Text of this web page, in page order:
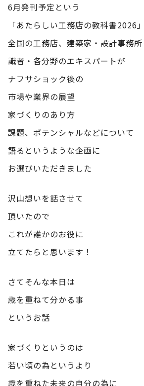
6月発刊予定という
「あたらしい工務店の教科書2026」
全国の工務店、建築家・設計事務所
識者・各分野のエキスパートが
ナフサショック後の
市場や業界の展望
家づくりのあり方
課題、ポテンシャルなどについて
語るというような企画に
お選びいただきました
沢山想いを話させて
頂いたので
これが誰かのお役に
立てたらと思います！
さてそんな本日は
歳を重ねて分かる事
というお話
家づくりというのは
若い頃の為というより
歳を重ねた未来の自分の為に